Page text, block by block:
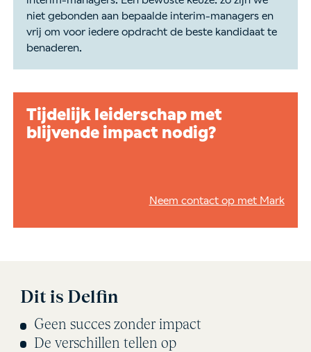
niet gebonden aan bepaalde interim-managers en
vrij om voor iedere opdracht de beste kandidaat te
benaderen.
Tijdelijk leiderschap met
blijvende impact nodig?
Neem contact op met Mark
Dit is Delfin
Geen succes zonder impact
De verschillen tellen op